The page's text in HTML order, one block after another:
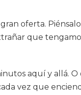
oferta.
que
aquí y allá. O
vez que